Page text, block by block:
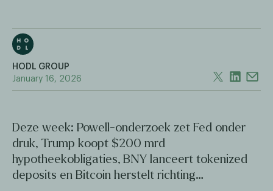
HODL GROUP
January 16, 2026
Deze week: Powell-onderzoek zet Fed onder
druk, Trump koopt $200 mrd
hypotheekobligaties, BNY lanceert tokenized
deposits en Bitcoin herstelt richting…